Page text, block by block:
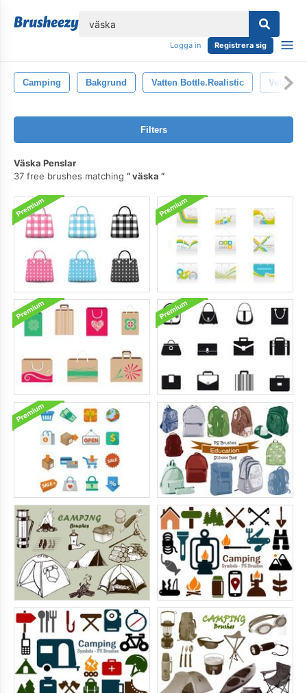
Logga in Registrera sig
Camping Bakgrund Vatten Bottle.realistic Vektor
Filters
Väska Penslar
37 free brushes matching
väska